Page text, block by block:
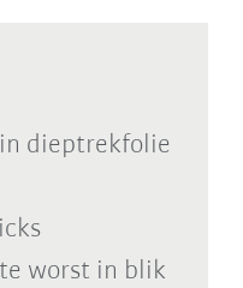
dieptrekfolie
worst in blik